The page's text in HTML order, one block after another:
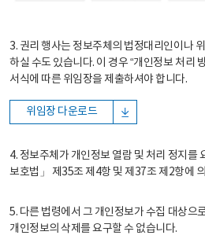
3. 권리 행사는 정보주체의 법정대리인이나
하실 수도 있습니다. 이 경우 “개인정보 처리
서식에 따른 위임장을 제출하셔야 합니다.
위임장 다운로드
4. 정보주체가 개인정보 열람 및 처리 정지를
보호법」 제35조 제4항 및 제37조 제2항에
5. 다른 법령에서 그 개인정보가 수집 대상으
개인정보의 삭제를 요구할 수 없습니다.